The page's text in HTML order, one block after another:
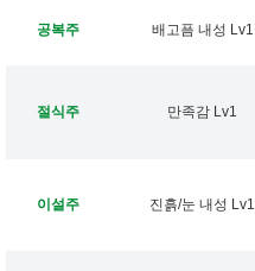
공복주 배고픔 내성 Lv1
절식주 만족감 Lv1
이설주 진흙/눈 내성 Lv1